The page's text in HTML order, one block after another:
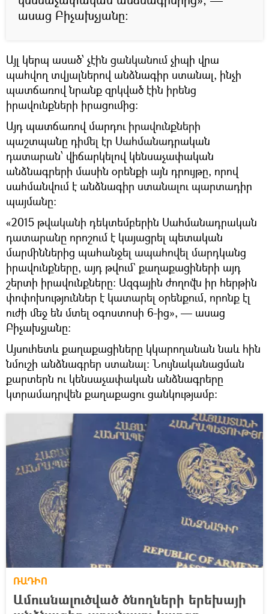
ասաց Բիչախչյանը:
Այլ կերպ ասած՝ չէին ցանկանում չիպի վրա
պահվող տվյալներով անձնագիր ստանալ, ինչի
պատճառով նրանք զրկված էին իրենց
իրավունքների իրացումից։
Այդ պատճառով մարդու իրավունքների
պաշտպանը դիմել էր Սահմանադրական
դատարան՝ վիճարկելով կենսաչափական
անձնագրերի մասին օրենքի այն դրույթը, որով
սահմանվում է անձնագիր ստանալու պարտադիր
պայմանը։
«2015 թվականի դեկտեմբերին Սահմանադրական
դատարանը որոշում է կայացրել պետական
մարմիններից պահանջել ապահովել մարդկանց
իրավունքները, այդ թվում` քաղաքացիների այդ
շերտի իրավունքները: Ազգային ժողովն իր հերթին
փոփոխություններ է կատարել օրենքում, որոնք էլ
ուժի մեջ են մտել օգոստոսի 6-ից», — ասաց
Բիչախչյանը:
Այսուհետև քաղաքացիները կկարողանան նաև հին
նմուշի անձնագրեր ստանալ: Նույնականացման
քարտերն ու կենսաչափական անձնագրերը
կտրամադրվեն քաղաքացու ցանկությամբ:
ՌԱԴԻՈ
Ամուսնալուծված ծնողների երեխայի